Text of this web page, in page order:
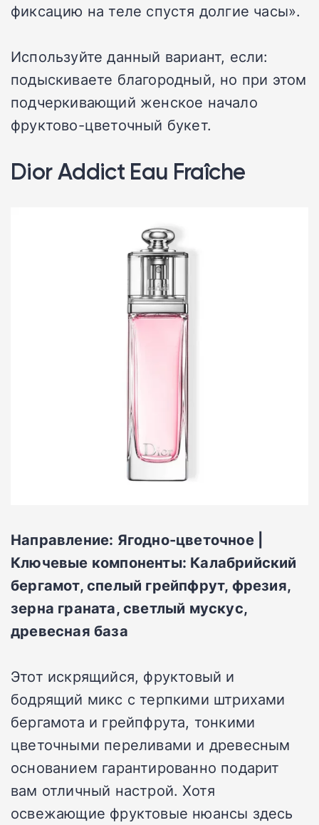
фиксацию на теле спустя долгие часы».
Используйте данный вариант, если:
подыскиваете благородный, но при этом
подчеркивающий женское начало
фруктово-цветочный букет.
Dior Addict Eau Fraîche
Направление: Ягодно-цветочное |
Ключевые компоненты: Калабрийский
бергамот, спелый грейпфрут, фрезия,
зерна граната, светлый мускус,
древесная база
Этот искрящийся, фруктовый и
бодрящий микс с терпкими штрихами
бергамота и грейпфрута, тонкими
цветочными переливами и древесным
основанием гарантированно подарит
вам отличный настрой. Хотя
освежающие фруктовые нюансы здесь